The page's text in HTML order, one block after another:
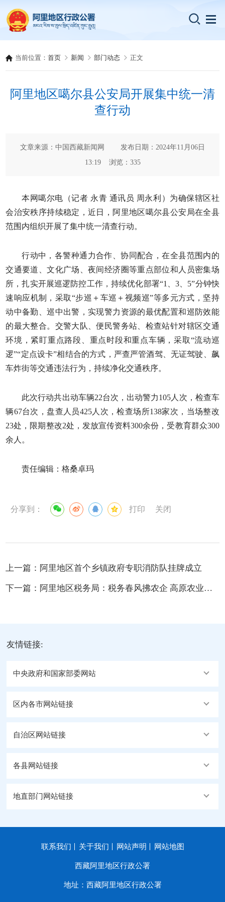
当前位置：首页 新闻 部门动态 正文
阿里地区噶尔县公安局开展集中统一清
查行动
文章来源：中国西藏新闻网 发布日期：2024年11月06日
13:19 浏览： 335
本网噶尔电（记者 永青 通讯员 周永利）为确保辖区社
会治安秩序持续稳定，近日，阿里地区噶尔县公安局在全县
范围内组织开展了集中统一清查行动。
行动中，各警种通力合作、协同配合，在全县范围内的
交通要道、文化广场、夜间经济圈等重点部位和人员密集场
所，扎实开展巡逻防控工作，持续优化部署“1、3、5”分钟快
速响应机制，采取“步巡＋车巡＋视频巡”等多元方式，坚持
动中备勤、巡中出警，实现警力资源的最优配置和巡防效能
的最大整合。交警大队、便民警务站、检查站针对辖区交通
环境，紧盯重点路段、重点时段和重点车辆，采取“流动巡
逻”“定点设卡”相结合的方式，严查严管酒驾、无证驾驶、飙
车炸街等交通违法行为，持续净化交通秩序。
此次行动共出动车辆22台次，出动警力105人次，检查车
辆67台次，盘查人员425人次，检查场所138家次，当场整改
23处，限期整改2处，发放宣传资料300余份，受教育群众300
余人。
责任编辑：格桑卓玛
分享到： 打印 关闭
上一篇： 阿里地区首个乡镇政府专职消防队挂牌成立
下一篇： 阿里地区税务局：税务春风拂农企 高原农业暖融融
友情链接:
中央政府和国家部委网站
区内各市网站链接
自治区网站链接
各县网站链接
地直部门网站链接
联系我们 关于我们 网站声明 网站地图
西藏阿里地区行政公署
地址：西藏阿里地区行政公署